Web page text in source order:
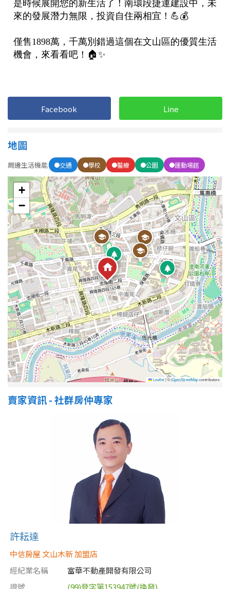
不拘
20-30 年 30-40 年
Facebook Line
地圖
周邊生活機能 交通 學校 醫療 公園 運動場館
+
−
Leaflet|©OpenStreetMapcontributors
賣家資訊 - 社群房仲專家
許耘達
中信房屋 文山木新 加盟店
經紀業名稱
富華不動產開發有限公司
證號
(99)登字第153947號(換發)